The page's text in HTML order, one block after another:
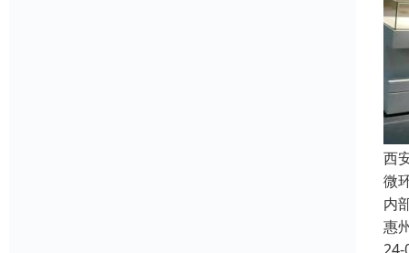
西
微
内
惠